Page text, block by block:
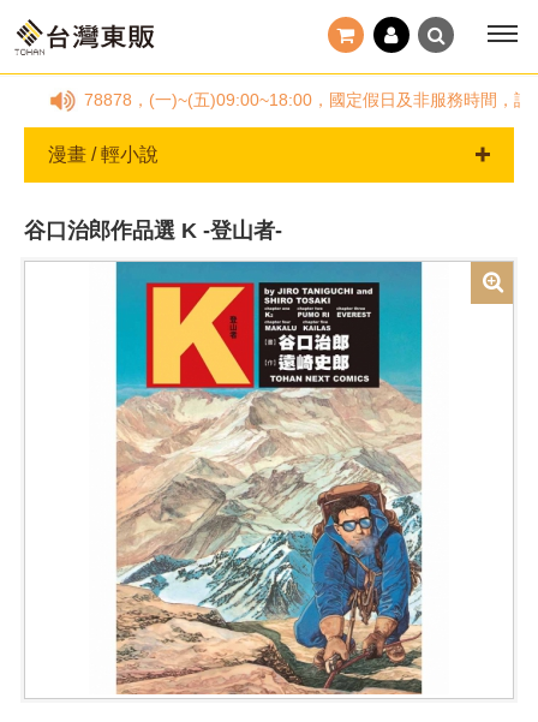
25778878，(一)~(五)09:00~18:00，國定假日及非服務時間，請透
漫畫 / 輕小說
谷口治郎作品選 K -登山者-